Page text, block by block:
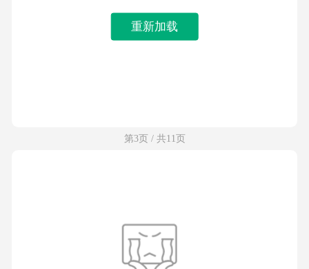
重新加载
第3页 / 共11页